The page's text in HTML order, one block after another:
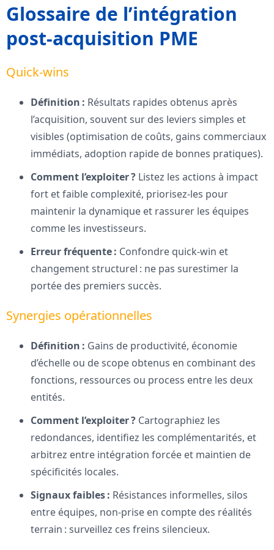
Glossaire de l’intégration
post-acquisition PME
Quick-wins
Définition : Résultats rapides obtenus après
l’acquisition, souvent sur des leviers simples et
visibles (optimisation de coûts, gains commerciaux
immédiats, adoption rapide de bonnes pratiques).
Comment l’exploiter ? Listez les actions à impact
fort et faible complexité, priorisez-les pour
maintenir la dynamique et rassurer les équipes
comme les investisseurs.
Erreur fréquente : Confondre quick-win et
changement structurel : ne pas surestimer la
portée des premiers succès.
Synergies opérationnelles
Définition : Gains de productivité, économie
d’échelle ou de scope obtenus en combinant des
fonctions, ressources ou process entre les deux
entités.
Comment l’exploiter ? Cartographiez les
redondances, identifiez les complémentarités, et
arbitrez entre intégration forcée et maintien de
spécificités locales.
Signaux faibles : Résistances informelles, silos
entre équipes, non-prise en compte des réalités
terrain : surveillez ces freins silencieux.